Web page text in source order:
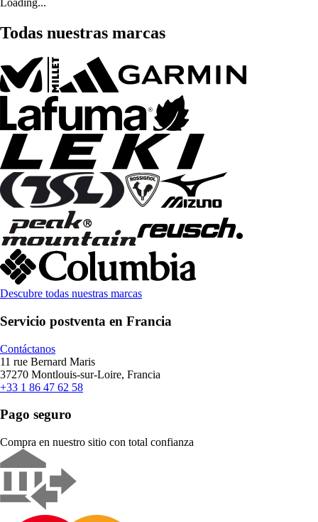
Loading...
Todas nuestras marcas
Descubre todas nuestras marcas
Servicio postventa en Francia
Contáctanos
11 rue Bernard Maris
37270 Montlouis-sur-Loire, Francia
+33 1 86 47 62 58
Pago seguro
Compra en nuestro sitio con total confianza